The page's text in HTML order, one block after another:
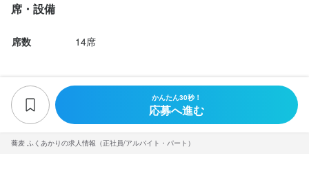
蕎麦 ふくあかりの求人情報（正社員/アルバイト・パート）
席・設備
席数 14席
かんたん30秒！
応募へ進む